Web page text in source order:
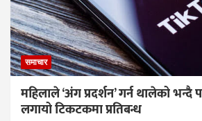
समाचार
महिलाले ‘अंग प्रदर्शन’ गर्न थालेको भन्दै
लगायो टिकटकमा प्रतिबन्ध